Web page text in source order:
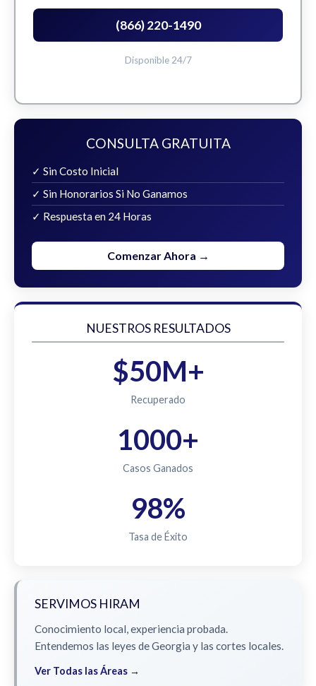
(866) 220-1490
Disponible 24/7
CONSULTA GRATUITA
✓ Sin Costo Inicial
✓ Sin Honorarios Si No Ganamos
✓ Respuesta en 24 Horas
Comenzar Ahora →
NUESTROS RESULTADOS
$50M+
Recuperado
1000+
Casos Ganados
98%
Tasa de Éxito
SERVIMOS HIRAM
Conocimiento local, experiencia probada.
Entendemos las leyes de Georgia y las cortes locales.
Ver Todas las Áreas →